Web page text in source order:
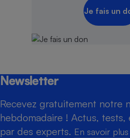
Je fais un
Newsletter
Recevez gratuitement notre
hebdomadaire ! Actus, tests,
par des experts. En savoir plus